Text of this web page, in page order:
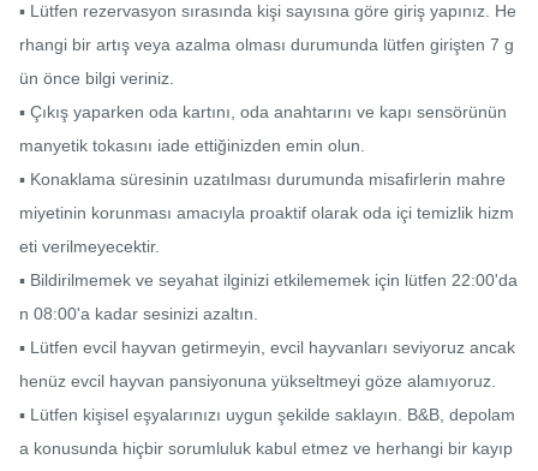
▪ Lütfen rezervasyon sırasında kişi sayısına göre giriş yapınız. He
rhangi bir artış veya azalma olması durumunda lütfen girişten 7 g
ün önce bilgi veriniz.
▪ Çıkış yaparken oda kartını, oda anahtarını ve kapı sensörünün
manyetik tokasını iade ettiğinizden emin olun.
▪ Konaklama süresinin uzatılması durumunda misafirlerin mahre
miyetinin korunması amacıyla proaktif olarak oda içi temizlik hizm
eti verilmeyecektir.
▪ Bildirilmemek ve seyahat ilginizi etkilememek için lütfen 22:00'da
n 08:00'a kadar sesinizi azaltın.
▪ Lütfen evcil hayvan getirmeyin, evcil hayvanları seviyoruz ancak
henüz evcil hayvan pansiyonuna yükseltmeyi göze alamıyoruz.
▪ Lütfen kişisel eşyalarınızı uygun şekilde saklayın. B&B, depolam
a konusunda hiçbir sorumluluk kabul etmez ve herhangi bir kayıp